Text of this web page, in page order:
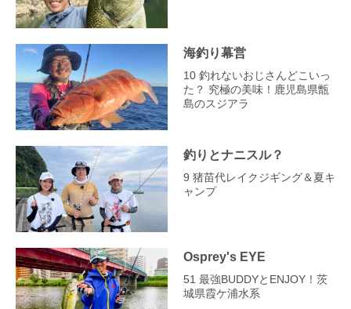
海釣り幕営
10 釣れないおじさんどこいっ
た？ 究極の美味！鹿児島県甑
島のスジアラ
釣りとナニスル？
9 猪苗代レイクジギング＆夏キ
ャンプ
Osprey's EYE
51 最強BUDDYとENJOY！茨
城県霞ケ浦水系